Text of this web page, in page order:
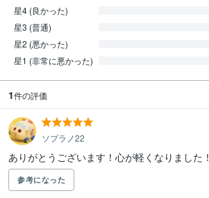
星4 (良かった)
星3 (普通)
星2 (悪かった)
星1 (非常に悪かった)
1件の評価
ソプラノ22
ありがとうございます！心が軽くなりました！
参考になった